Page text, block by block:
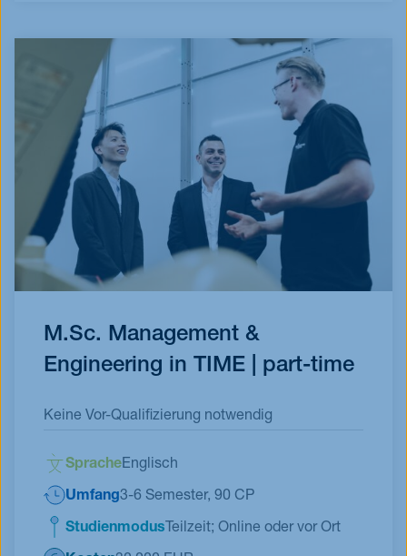
M.Sc. Management &
Engineering in TIME | part-time
Keine Vor-Qualifizierung notwendig
SpracheEnglisch
Umfang3-6 Semester, 90 CP
Studienmodus Teilzeit; Online oder vor Ort